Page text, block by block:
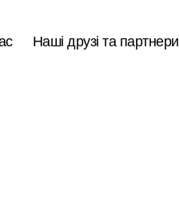
Наші друзі та партнери